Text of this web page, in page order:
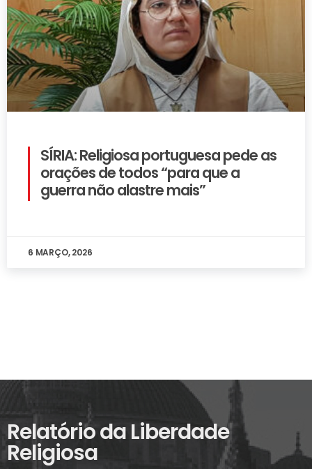
SÍRIA: Religiosa portuguesa pede as
orações de todos “para que a
guerra não alastre mais”
6 MARÇO, 2026
Relatório da Liberdade
Religiosa